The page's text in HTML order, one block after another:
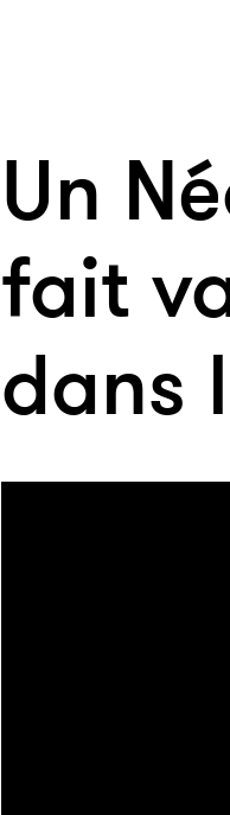
Un
fait
dans